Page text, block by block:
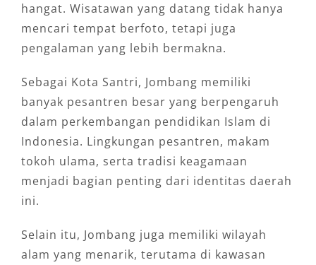
hangat. Wisatawan yang datang tidak hanya
mencari tempat berfoto, tetapi juga
pengalaman yang lebih bermakna.
Sebagai Kota Santri, Jombang memiliki
banyak pesantren besar yang berpengaruh
dalam perkembangan pendidikan Islam di
Indonesia. Lingkungan pesantren, makam
tokoh ulama, serta tradisi keagamaan
menjadi bagian penting dari identitas daerah
ini.
Selain itu, Jombang juga memiliki wilayah
alam yang menarik, terutama di kawasan